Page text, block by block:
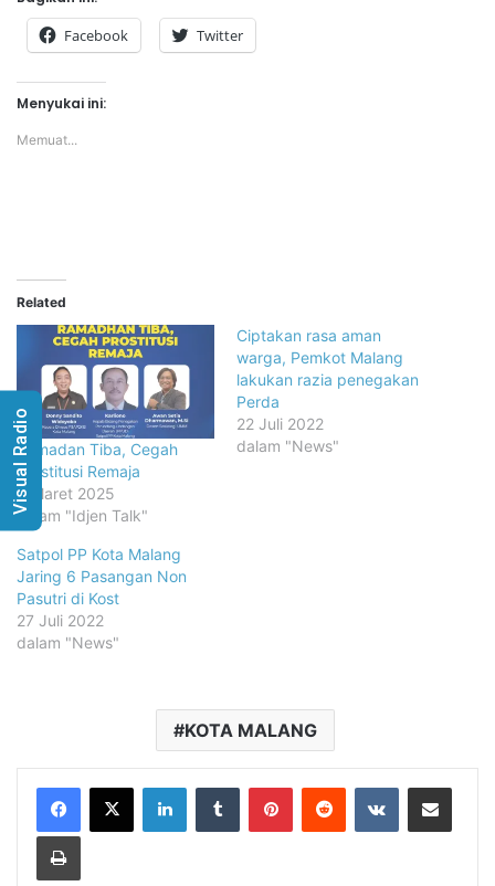
Facebook Twitter
Menyukai ini:
Memuat...
Related
Ramadan Tiba, Cegah
Prostitusi Remaja
6 Maret 2025
dalam "Idjen Talk"
Ciptakan rasa aman
warga, Pemkot Malang
lakukan razia penegakan
Perda
22 Juli 2022
dalam "News"
Satpol PP Kota Malang
Jaring 6 Pasangan Non
Pasutri di Kost
27 Juli 2022
dalam "News"
KOTA MALANG
LinkedInTumblr PinterestReddit VKontakteShare via Email
Print
Visual Radio